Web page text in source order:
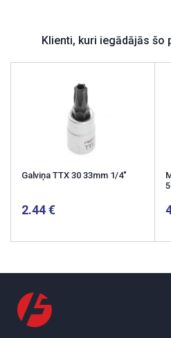
Klienti, kuri iegādājās šo
Galviņa TTX 30 33mm 1/4"
2.44